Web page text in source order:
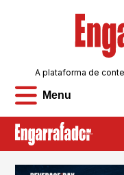
Menu
A plataforma de